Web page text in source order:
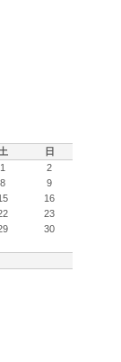
土 日
1
2
8
9
16
23
30